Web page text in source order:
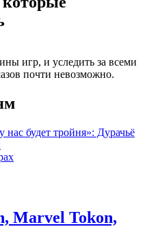
игр, и уследить за всеми
почти невозможно.
нас будет тройня»: Дурачьё
Marvel Tokon,